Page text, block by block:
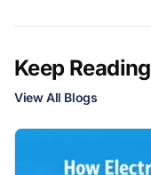
Keep Reading
View All Blogs